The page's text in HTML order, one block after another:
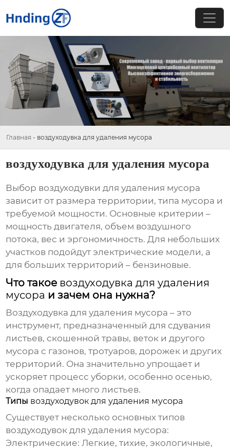
Главная - воздуходувка для удаления мусора
воздуходувка для удаления мусора
Выбор воздуходувки для удаления мусора
зависит от размера территории, типа мусора и
требуемой мощности. Основные критерии –
мощность двигателя, объем воздушного
потока, вес и эргономичность. Для небольших
участков подойдут электрические модели, а
для больших территорий – бензиновые.
Что такое воздуходувка для удаления
мусора и зачем она нужна?
Воздуходувка для удаления мусора – это
инструмент, предназначенный для сдувания
листьев, скошенной травы, веток и другого
мусора с газонов, тротуаров, дорожек и других
территорий. Она значительно упрощает и
ускоряет процесс уборки, особенно осенью,
когда опадает много листьев.
Типы воздуходувок для удаления мусора
Существует несколько основных типов
воздуходувок для удаления мусора:
Электрические: Легкие, тихие, экологичные,